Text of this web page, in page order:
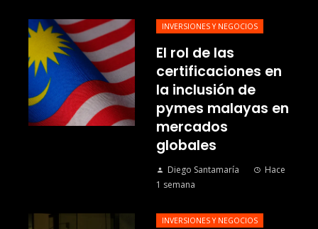
INVERSIONES Y NEGOCIOS
El rol de las
certificaciones en
la inclusión de
pymes malayas en
mercados
globales
Diego Santamaría
Hace
1 semana
INVERSIONES Y NEGOCIOS